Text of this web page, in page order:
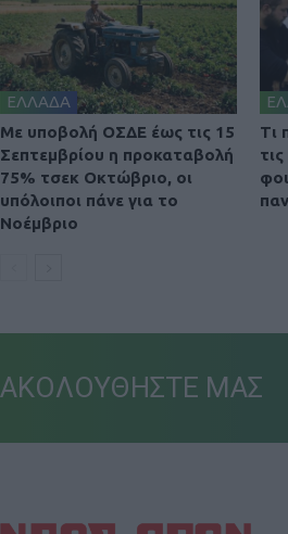
ΕΛΛΑΔΑ
Με υποβολή ΟΣΔΕ έως τις 15
Σεπτεμβρίου η προκαταβολή
75% τσεκ Οκτώβριο, οι
υπόλοιποι πάνε για το
Νοέμβριο
Τι
ΑΚΟΛΟΥΘΗΣΤΕ ΜΑΣ